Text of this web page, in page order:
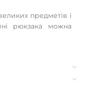
предметів і
рюкзака можна